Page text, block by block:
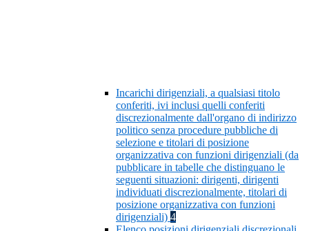
Incarichi dirigenziali, a qualsiasi titolo
conferiti, ivi inclusi quelli conferiti
discrezionalmente dall'organo di indirizzo
politico senza procedure pubbliche di
selezione e titolari di posizione
organizzativa con funzioni dirigenziali (da
pubblicare in tabelle che distinguano le
seguenti situazioni: dirigenti, dirigenti
individuati discrezionalmente, titolari di
posizione organizzativa con funzioni
dirigenziali) 4